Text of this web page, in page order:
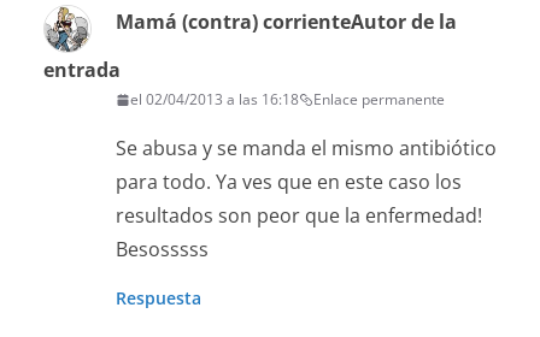
Mamá (contra) corrienteAutor de la
entrada
el 02/04/2013 a las 16:18 Enlace permanente
Se abusa y se manda el mismo antibiótico
para todo. Ya ves que en este caso los
resultados son peor que la enfermedad!
Besosssss
Respuesta